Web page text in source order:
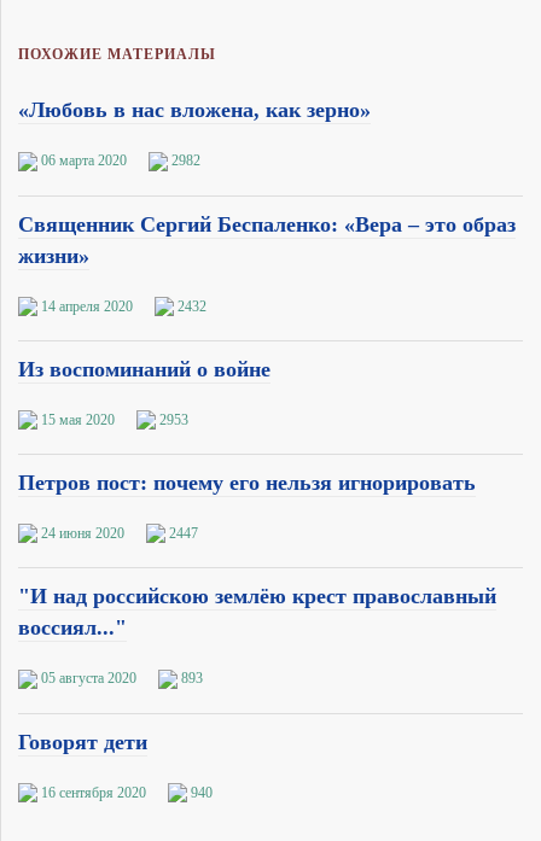
ПОХОЖИЕ МАТЕРИАЛЫ
«Любовь в нас вложена, как зерно»
06 марта 2020 2982
Священник Сергий Беспаленко: «Вера – это образ
жизни»
14 апреля 2020 2432
Из воспоминаний о войне
15 мая 2020 2953
Петров пост: почему его нельзя игнорировать
24 июня 2020 2447
"И над российскою землёю крест православный
воссиял..."
05 августа 2020 893
Говорят дети
16 сентября 2020 940